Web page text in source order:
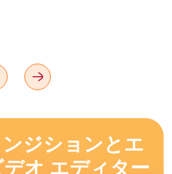
ジションとエ
オ エディター